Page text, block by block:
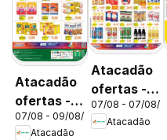
Atacadão
ofertas -
DF
07/08 - 09/08/2026
Atacadão
Atacadão
ofertas -
DF
07/08 - 07/08/
Atacadão